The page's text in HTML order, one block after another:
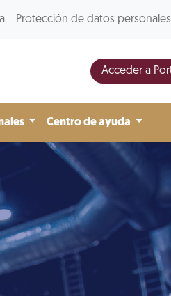
Protección de datos personales
Acceder a
Centro de ayuda